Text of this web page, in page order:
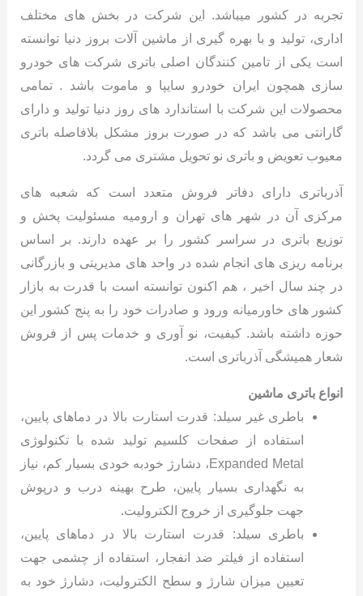
تجربه در کشور میباشد. این شرکت در بخش های مختلف
اداری، تولید و با بهره گیری از ماشین آلات بروز دنیا توانسته
است یکی از تامین کنندگان اصلی باتری شرکت های خودرو
سازی همچون ایران خودرو سایپا و ماموت باشد . تمامی
محصولات این شرکت با استاندارد های روز دنیا تولید و دارای
گارانتی می باشد که در صورت بروز مشکل بلافاصله باتری
معیوب تعویض و باتری نو تحویل مشتری می گردد.
آذرباتری دارای دفاتر فروش متعدد است که شعبه های
مرکزی آن در شهر های تهران و ارومیه مسئولیت پخش و
توزیع باتری در سراسر کشور را بر عهده دارند. بر اساس
برنامه ریزی های انجام شده در واحد های مدیریتی و بازرگانی
در چند سال اخیر ، هم اکنون توانسته است با قدرت به بازار
کشور های خاورمیانه ورود و صادرات خود را به پنج کشور این
حوزه داشته باشد. کیفیت، نو آوری و خدمات پس از فروش
شعار همیشگی آذرباتری است.
انواع باتری ماشین
باطری غیر سیلد: قدرت استارت بالا در دماهای پایین،
استفاده از صفحات کلسیم تولید شده با تکنولوژی
Expanded Metal، دشارژ خودبه خودی بسیار کم، نیاز
به نگهداری بسیار پایین، طرح بهینه درب و درپوش
جهت جلوگیری از خروج الکترولیت.
باطری سیلد: قدرت استارت بالا در دماهای پایین،
استفاده از فیلتر ضد انفجار، استفاده از چشمی جهت
تعیین میزان شارژ و سطح الکترولیت، دشارژ خود به